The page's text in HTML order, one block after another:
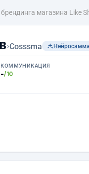
магазина Like
›Cosssma
КОММУНИКАЦИЯ
-/10